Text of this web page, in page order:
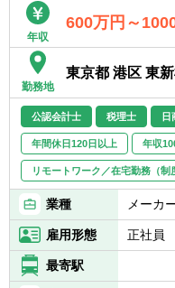
ある人
うカル
成長意
だけの
および
進する
きます
・結果
齢の壁
年功序
いて組
任者」
年収
600万円～
勤務地
東京都 港区 東
公認会計士 税理士 日
年間休日120日以上 年収
リモートワーク／在宅勤務（制
業種 メーカ
雇用形態 正社員
最寄駅